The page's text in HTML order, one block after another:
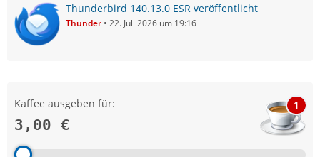
Thunderbird 140.13.0 ESR veröffentlicht
Thunder 22. Juli 2026 um 19:16
Kaffee ausgeben für:
3,00 €
1